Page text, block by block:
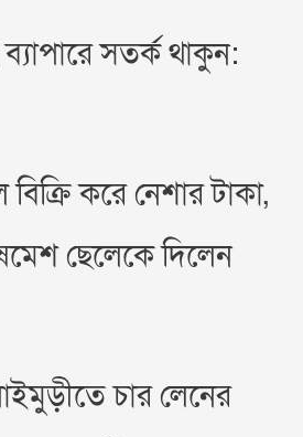
ব্যাপারে সতর্ক থাকুন:
করে নেশার টাকা,
ছেলেকে দিলেন
চার লেনের